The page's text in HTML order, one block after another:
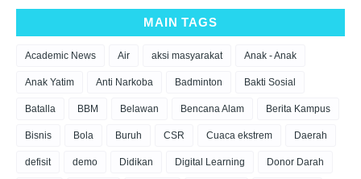
MAIN TAGS
Academic News Air aksi masyarakat Anak - Anak
Anak Yatim Anti Narkoba Badminton Bakti Sosial
Batalla BBM Belawan Bencana Alam Berita Kampus
Bisnis Bola Buruh CSR Cuaca ekstrem Daerah
defisit demo Didikan Digital Learning Donor Darah